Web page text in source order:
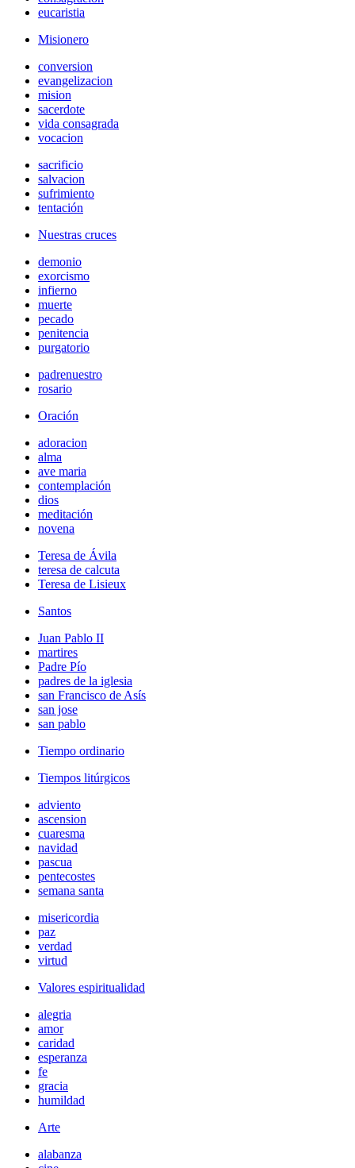
eucaristia
Misionero
conversion
evangelizacion
mision
sacerdote
vida consagrada
vocacion
sacrificio
salvacion
sufrimiento
tentación
Nuestras cruces
demonio
exorcismo
infierno
muerte
pecado
penitencia
purgatorio
padrenuestro
rosario
Oración
adoracion
alma
ave maria
contemplación
dios
meditación
novena
Teresa de Ávila
teresa de calcuta
Teresa de Lisieux
Santos
Juan Pablo II
martires
Padre Pío
padres de la iglesia
san Francisco de Asís
san jose
san pablo
Tiempo ordinario
Tiempos litúrgicos
adviento
ascension
cuaresma
navidad
pascua
pentecostes
semana santa
misericordia
paz
verdad
virtud
Valores espiritualidad
alegria
amor
caridad
esperanza
fe
gracia
humildad
Arte
alabanza